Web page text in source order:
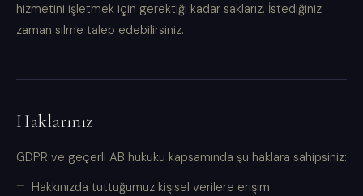
hizmetini işletmek için gerektiği kadar saklarız. İstediğiniz
zaman silme talep edebilirsiniz.
Haklarınız
GDPR ve geçerli AB hukuku kapsamında şu haklara sahipsiniz:
Hakkınızda tuttuğumuz kişisel verilere erişim